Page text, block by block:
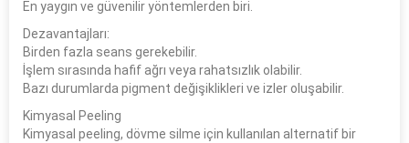
En yaygın ve güvenilir yöntemlerden biri.
Dezavantajları:
Birden fazla seans gerekebilir.
İşlem sırasında hafif ağrı veya rahatsızlık olabilir.
Bazı durumlarda pigment değişiklikleri ve izler oluşabilir.
Kimyasal Peeling
Kimyasal peeling, dövme silme için kullanılan alternatif bir